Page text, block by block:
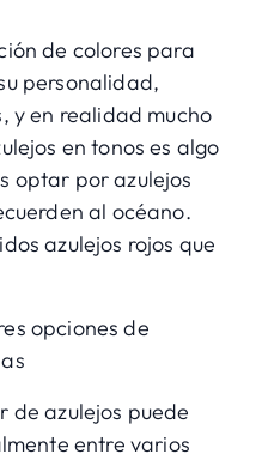
de colores para
personalidad,
y en realidad mucho
en tonos es algo
optar por azulejos
al océano.
azulejos rojos que
opciones de
de azulejos puede
entre varios